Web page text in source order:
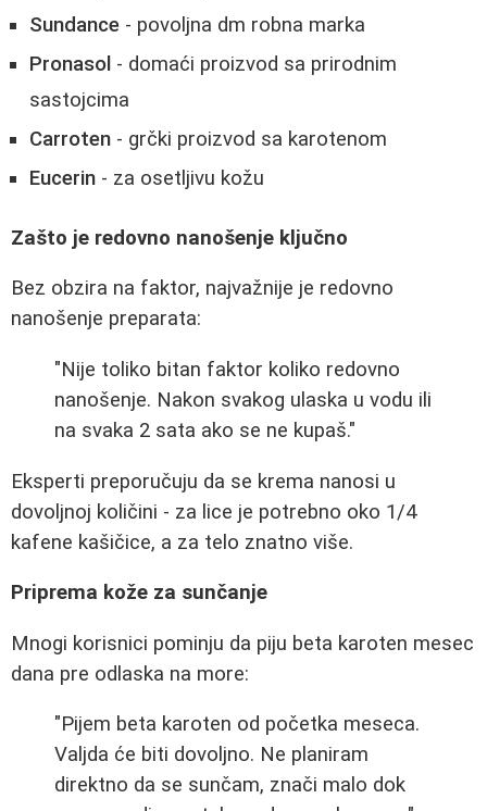
Sundance - povoljna dm robna marka
Pronasol - domaći proizvod sa prirodnim
sastojcima
Carroten - grčki proizvod sa karotenom
Eucerin - za osetljivu kožu
Zašto je redovno nanošenje ključno
Bez obzira na faktor, najvažnije je redovno
nanošenje preparata:
"Nije toliko bitan faktor koliko redovno
nanošenje. Nakon svakog ulaska u vodu ili
na svaka 2 sata ako se ne kupaš."
Eksperti preporučuju da se krema nanosi u
dovoljnoj količini - za lice je potrebno oko 1/4
kafene kašičice, a za telo znatno više.
Priprema kože za sunčanje
Mnogi korisnici pominju da piju beta karoten mesec
dana pre odlaska na more:
"Pijem beta karoten od početka meseca.
Valjda će biti dovoljno. Ne planiram
direktno da se sunčam, znači malo dok